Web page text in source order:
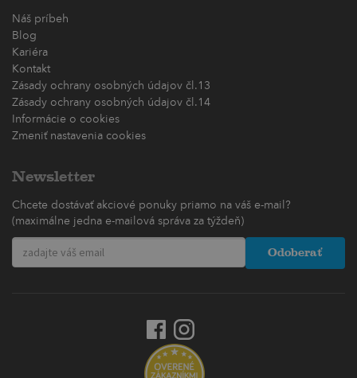
Náš príbeh
Blog
Kariéra
Kontakt
Zásady ochrany osobných údajov čl.13
Zásady ochrany osobných údajov čl.14
Informácie o cookies
Zmeniť nastavenia cookies
Newsletter
Chcete dostávať akciové ponuky priamo na váš e-mail?
(maximálne jedna e-mailová správa za týždeň)
Odoberať